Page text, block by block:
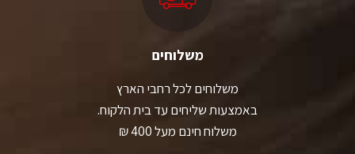
משלוחים
משלוחים לכל רחבי הארץ
באמצעות שליחים עד בית הלקוח.
משלוח חינם מעל 400 ₪